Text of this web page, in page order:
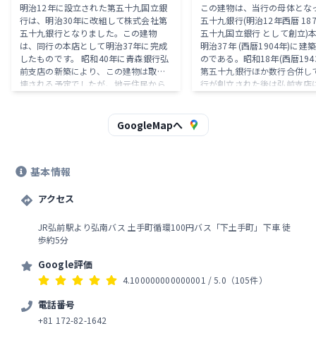
明治12年に設立された第五十九国立銀
行は、明治30年に改組して株式会社第
五十九銀行となりました。この建物
は、同行の本店として明治37年に完成
したものです。 昭和40年に青森銀行弘
前支店の新築により、この建物は取り
壊される予定でしたが、地元住民から
の中でも高水準な建築物で、昭和47年
に国の重要文化財に指定されていま
た防火構造です。
この建物は、当行の母体とな
五十九銀行(明治12年西暦
五十九国立銀行 として創立)
明治37年 (西暦1904年)に建
のである。昭和18年(西暦
第五十九銀行ほか数行合併し
行が創立された後は弘前支店
五十九 銀行時代の貴重なる
て又当地方における明治期の
GoogleMapへ
基本情報
アクセス
JR弘前駅より弘南バス 土手町循環100円バス「下土手町」下車 徒
歩約5分
Google評価
4.100000000000001 / 5.0 （105件）
電話番号
+81 172-82-1642